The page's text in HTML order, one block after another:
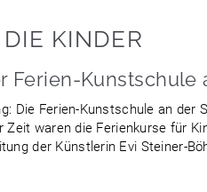
KINDER
Kunstschule
Die Ferien-Kunstschule an
waren die Ferienkurse für
der Künstlerin Evi Steiner-